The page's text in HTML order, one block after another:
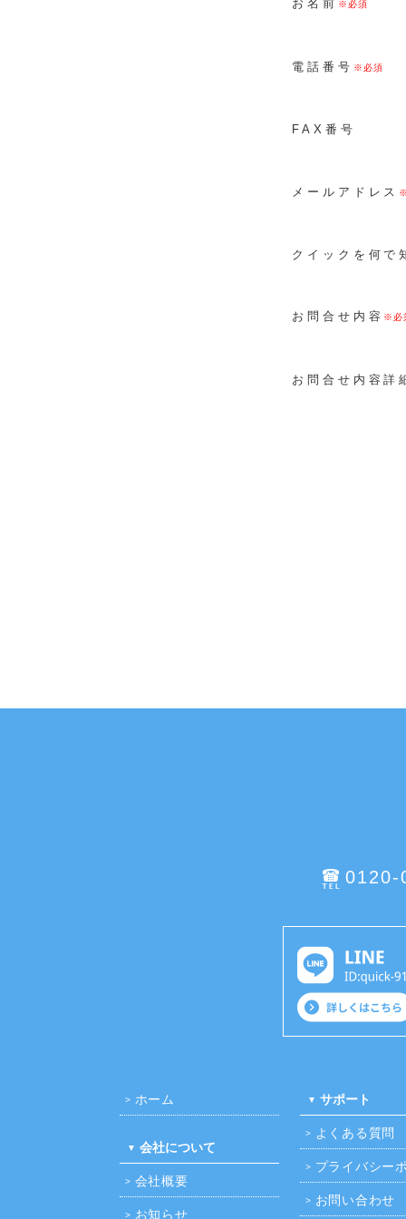
お名前
電話番号
FAX番号
メールアドレス
クイックを何で
お問合せ内容
お問合せ内容詳
0120-
ホーム
会社について
会社概要
お知らせ
サポート
よくある質問
プライバシー
お問い合わせ